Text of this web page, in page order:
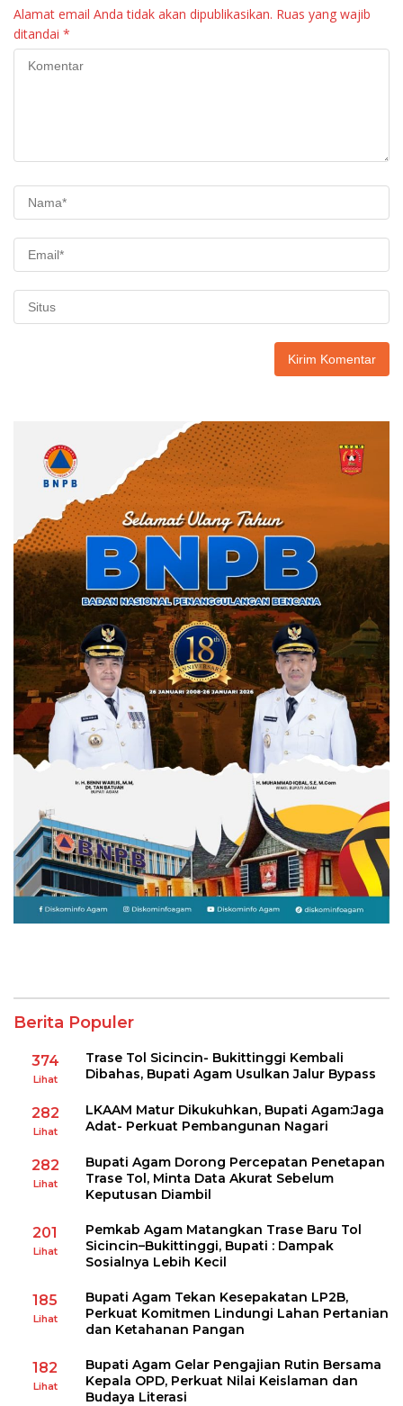
Alamat email Anda tidak akan dipublikasikan. Ruas yang wajib
ditandai *
Berita Populer
374
Lihat
Trase Tol Sicincin- Bukittinggi Kembali
Dibahas, Bupati Agam Usulkan Jalur Bypass
282
Lihat
LKAAM Matur Dikukuhkan, Bupati Agam:Jaga
Adat- Perkuat Pembangunan Nagari
282
Lihat
Bupati Agam Dorong Percepatan Penetapan
Trase Tol, Minta Data Akurat Sebelum
Keputusan Diambil
201
Lihat
Pemkab Agam Matangkan Trase Baru Tol
Sicincin–Bukittinggi, Bupati : Dampak
Sosialnya Lebih Kecil
185
Lihat
Bupati Agam Tekan Kesepakatan LP2B,
Perkuat Komitmen Lindungi Lahan Pertanian
dan Ketahanan Pangan
182
Lihat
Bupati Agam Gelar Pengajian Rutin Bersama
Kepala OPD, Perkuat Nilai Keislaman dan
Budaya Literasi